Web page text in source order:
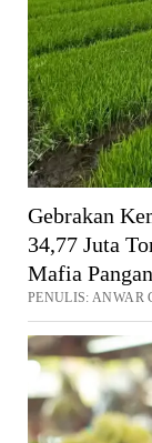
Gebrakan
34,77 Juta
Mafia
PENULIS: